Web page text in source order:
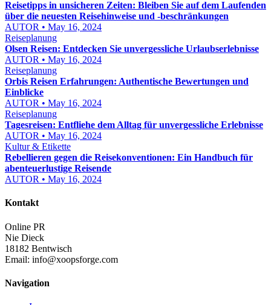
Reisetipps in unsicheren Zeiten: Bleiben Sie auf dem Laufenden
über die neuesten Reisehinweise und -beschränkungen
AUTOR • May 16, 2024
Reiseplanung
Olsen Reisen: Entdecken Sie unvergessliche Urlaubserlebnisse
AUTOR • May 16, 2024
Reiseplanung
Orbis Reisen Erfahrungen: Authentische Bewertungen und
Einblicke
AUTOR • May 16, 2024
Reiseplanung
Tagesreisen: Entfliehe dem Alltag für unvergessliche Erlebnisse
AUTOR • May 16, 2024
Kultur & Etikette
Rebellieren gegen die Reisekonventionen: Ein Handbuch für
abenteuerlustige Reisende
AUTOR • May 16, 2024
Kontakt
Online PR
Nie Dieck
18182 Bentwisch
Email: info@xoopsforge.com
Navigation